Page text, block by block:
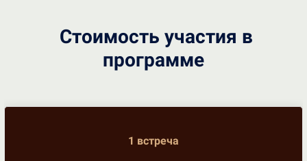
Стоимость участия в
программе
1 встреча